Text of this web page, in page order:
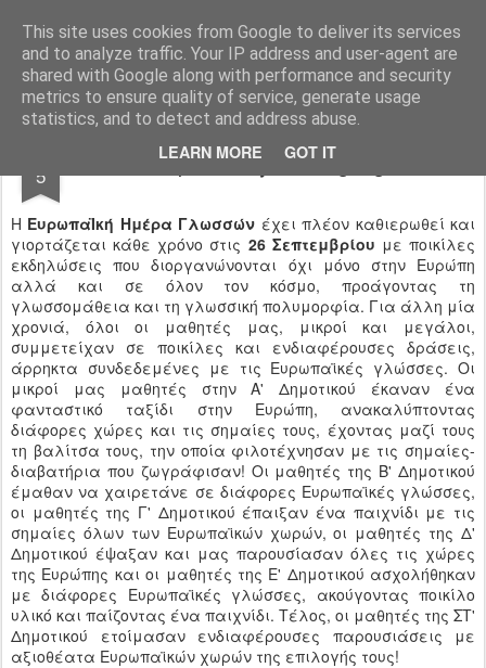
This site uses cookies from Google to deliver its services
and to analyze traffic. Your IP address and user-agent are
shared with Google along with performance and security
metrics to ensure quality of service, generate usage
statistics, and to detect and address abuse.
LEARN MORE GOT IT
Ιδιωτικό Δημοτικό Σχολείο "Ι.Μ.ΔΕΛΑΣΑΛ"
5 European Day of Languages
Η ΕυρωπαΪκή Ημέρα Γλωσσών έχει πλέον καθιερωθεί και
γιορτάζεται κάθε χρόνο στις 26 Σεπτεμβρίου με ποικίλες
εκδηλώσεις που διοργανώνονται όχι μόνο στην Ευρώπη
αλλά και σε όλον τον κόσμο, προάγοντας τη
γλωσσομάθεια και τη γλωσσική πολυμορφία. Για άλλη μία
χρονιά, όλοι οι μαθητές μας, μικροί και μεγάλοι,
συμμετείχαν σε ποικίλες και ενδιαφέρουσες δράσεις,
άρρηκτα συνδεδεμένες με τις Ευρωπαϊκές γλώσσες. Οι
μικροί μας μαθητές στην Α' Δημοτικού έκαναν ένα
φανταστικό ταξίδι στην Ευρώπη, ανακαλύπτοντας
διάφορες χώρες και τις σημαίες τους, έχοντας μαζί τους
τη βαλίτσα τους, την οποία φιλοτέχνησαν με τις σημαίες-
διαβατήρια που ζωγράφισαν! Οι μαθητές της Β' Δημοτικού
έμαθαν να χαιρετάνε σε διάφορες Ευρωπαϊκές γλώσσες,
οι μαθητές της Γ' Δημοτικού έπαιξαν ένα παιχνίδι με τις
σημαίες όλων των Ευρωπαϊκών χωρών, οι μαθητές της Δ'
Δημοτικού έψαξαν και μας παρουσίασαν όλες τις χώρες
της Ευρώπης και οι μαθητές της Ε' Δημοτικού ασχολήθηκαν
με διάφορες Ευρωπαϊκές γλώσσες, ακούγοντας ποικίλο
υλικό και παίζοντας ένα παιχνίδι. Τέλος, οι μαθητές της ΣΤ'
Δημοτικού ετοίμασαν ενδιαφέρουσες παρουσιάσεις με
αξιοθέατα Ευρωπαϊκών χωρών της επιλογής τους!